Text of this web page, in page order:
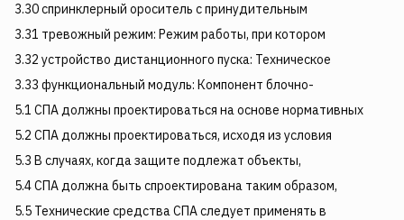
3.30 спринклерный ороситель с принудительным
3.31 тревожный режим: Режим работы, при котором
3.32 устройство дистанционного пуска: Техническое
3.33 функциональный модуль: Компонент блочно-
5.1 СПА должны проектироваться на основе нормативных
5.2 СПА должны проектироваться, исходя из условия
5.3 В случаях, когда защите подлежат объекты,
5.4 СПА должна быть спроектирована таким образом,
5.5 Технические средства СПА следует применять в